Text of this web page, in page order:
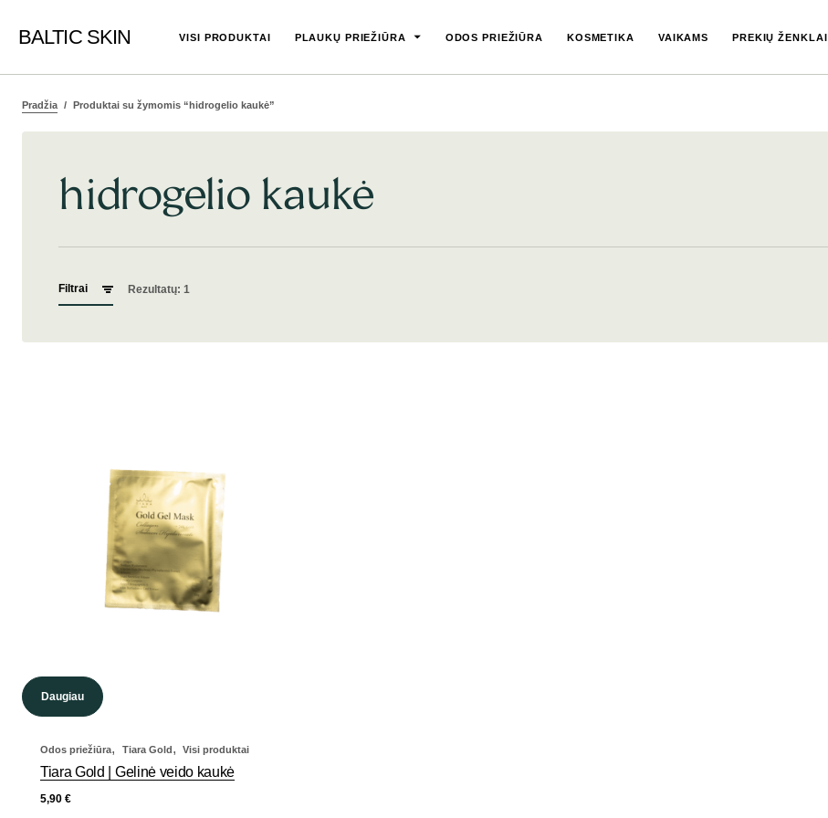
BALTIC SKIN VISI PRODUKTAI PLAUKŲ PRIEŽIŪRA ODOS PRIEŽIŪRA KOSMETIKA VAIKAMS PREKIŲ ŽENKLAI
Pradžia Produktai su žymomis “hidrogelio kaukė”
hidrogelio kaukė
Filtrai Rezultatų: 1
Daugiau
Odos priežiūra, Tiara Gold, Visi produktai
Tiara Gold | Gelinė veido kaukė
5,90 €